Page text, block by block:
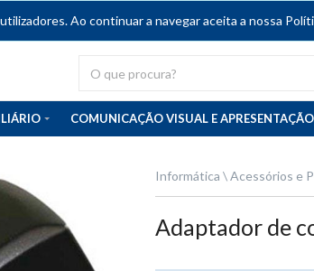
Ao continuar a navegar aceita a nossa
COMUNICAÇÃO VISUAL E APRESENTAÇÃO
Informática Acessórios e
Adaptador de